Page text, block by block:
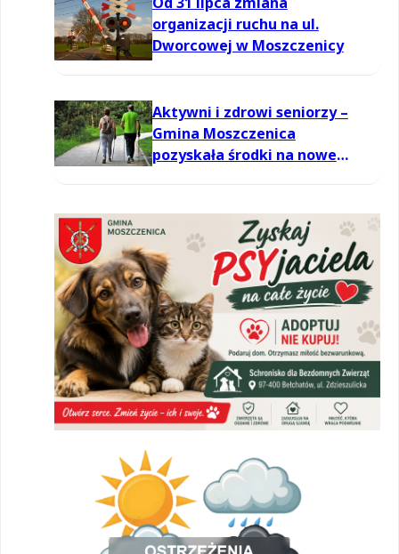
organizacji ruchu na ul.
Dworcowej w Moszczenicy
Aktywni i zdrowi seniorzy –
Gmina Moszczenica
pozyskała środki na nowe